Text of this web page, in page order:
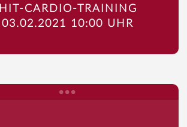
HIT-CARDIO-TRAINING
03.02.2021 10:00 UHR